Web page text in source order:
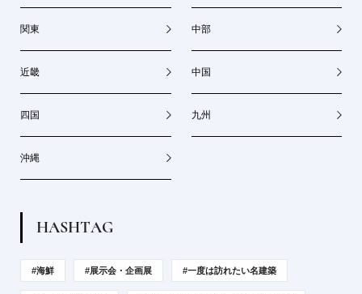
関東 中部
近畿 中国
四国 九州
沖縄
HASHTAG
#海鮮 #展示会・企画展 #一度は訪れたい名建築